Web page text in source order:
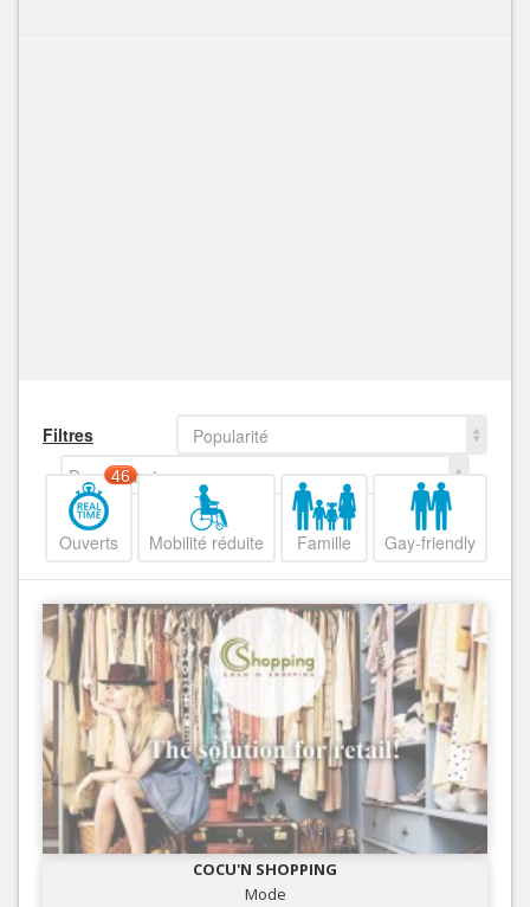
Filtres
Popularité
Decroissant
Ouverts
46
Mobilité réduite Famille Gay-friendly
COCU'N SHOPPING
Mode